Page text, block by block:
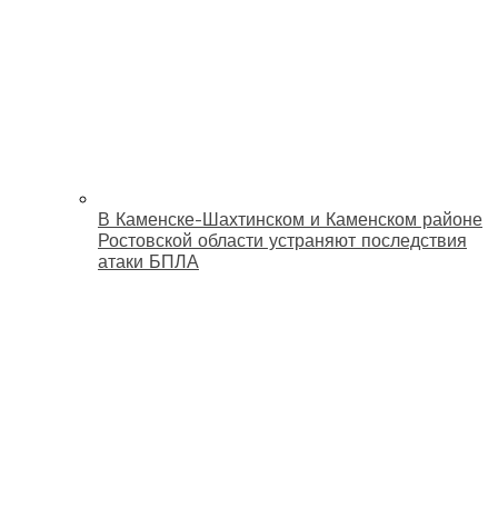
В Каменске-Шахтинском и Каменском районе
Ростовской области устраняют последствия
атаки БПЛА